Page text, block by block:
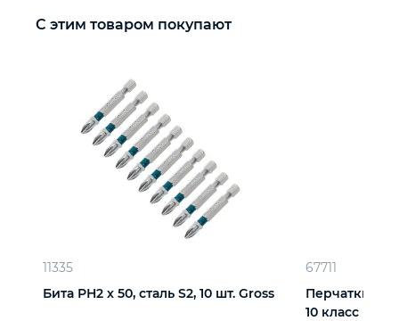
С этим товаром покупают
11335
Бита РН2 х 50, сталь S2, 10 шт. Gross
67711
Перчатки х/
10 класс